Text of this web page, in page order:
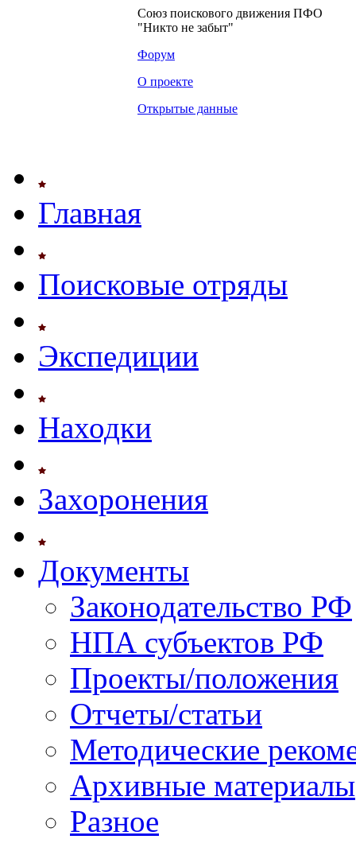
Союз поискового движения ПФО
"Никто не забыт"
Форум
О проекте
Открытые данные
Главная
Поисковые отряды
Экспедиции
Находки
Захоронения
Документы
Законодательство РФ
НПА субъектов РФ
Проекты/положения
Отчеты/статьи
Методические
Архивные материалы
Разное